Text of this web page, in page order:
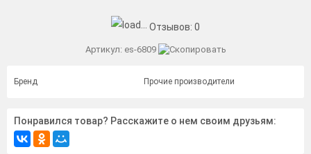
Отзывов: 0
Артикул: es-6809
Бренд Прочие производители
Понравился товар? Расскажите о нем своим друзьям: